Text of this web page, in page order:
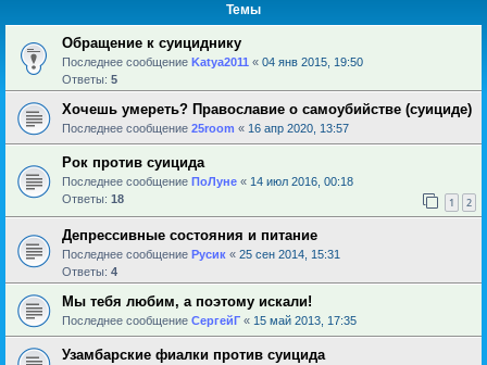
Темы
Обращение к суициднику
Последнее сообщение Katya2011 « 04 янв 2015, 19:50
Ответы: 5
Хочешь умереть? Православие о самоубийстве (суициде)
Последнее сообщение 25room « 16 апр 2020, 13:57
Рок против суицида
Последнее сообщение ПоЛуне « 14 июл 2016, 00:18
Ответы: 18 1 2
Депрессивные состояния и питание
Последнее сообщение Русик « 25 сен 2014, 15:31
Ответы: 4
Мы тебя любим, а поэтому искали!
Последнее сообщение СергейГ « 15 май 2013, 17:35
Узамбарские фиалки против суицида